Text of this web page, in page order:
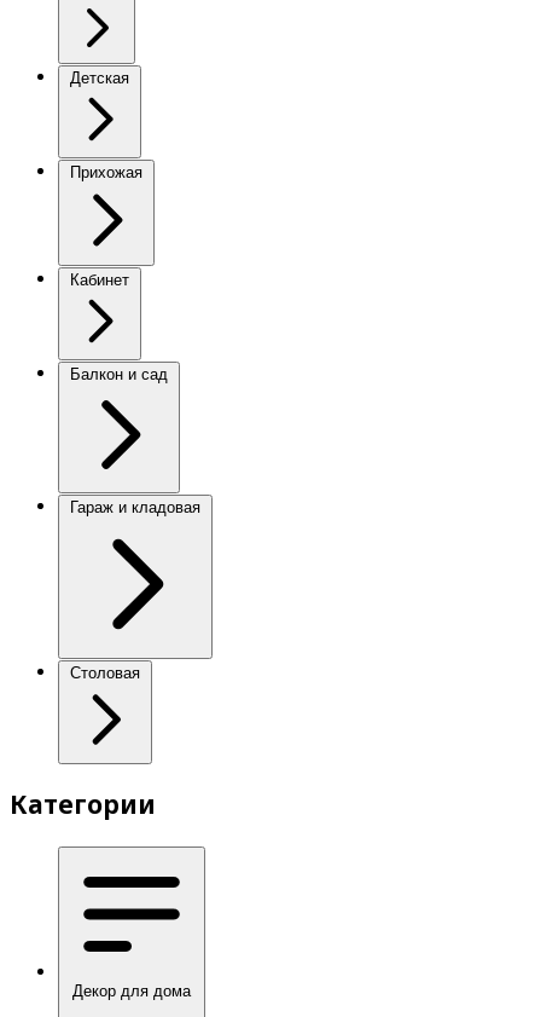
Детская
Прихожая
Кабинет
Балкон и сад
Гараж и кладовая
Столовая
Категории
Декор для дома